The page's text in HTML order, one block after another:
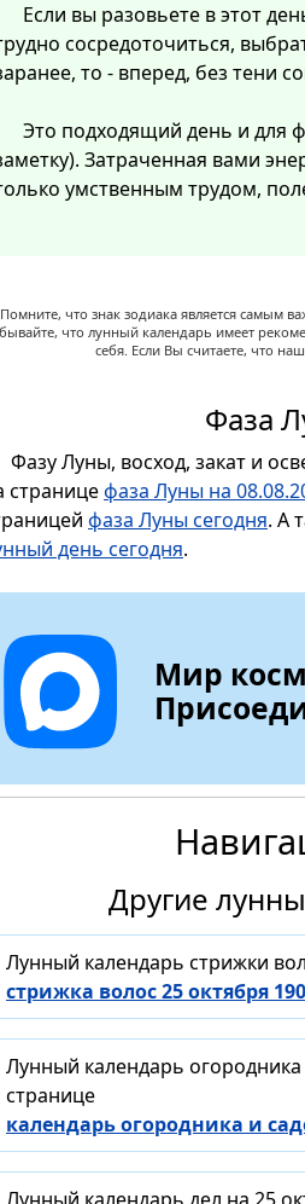
Если вы разовьете в этот
сосредоточиться,
то - вперед, без тени
Это подходящий день и для
Затраченная вами
умственным трудом,
Помните, что знак зодиака является самым
что лунный календарь имеет
себя. Если Вы считаете, что
Фаза
Фазу Луны, восход, закат и
страницефаза Луны на
фаза Луны сегодня. А
день сегодня.
Мир
Другие
Лунный календарь стрижки
стрижка волос 25 октября
Лунный календарь
странице
календарь огородника и